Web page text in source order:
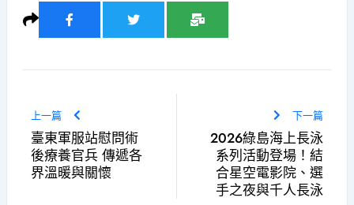
上一篇
臺東軍服站慰問術
後療養官兵 傳遞各
界溫暖與關懷
下一篇
2026綠島海上長泳
系列活動登場！結
合星空電影院、選
手之夜與千人長泳